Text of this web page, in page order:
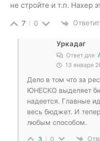
не стройте и т.п. Нахер
7 0
Уркадаг
Ответ для
13 января
Дело в том что за
ЮНЕСКО выделяет
надеется. Главные
весь бюджет. И
любым способом.
3 0